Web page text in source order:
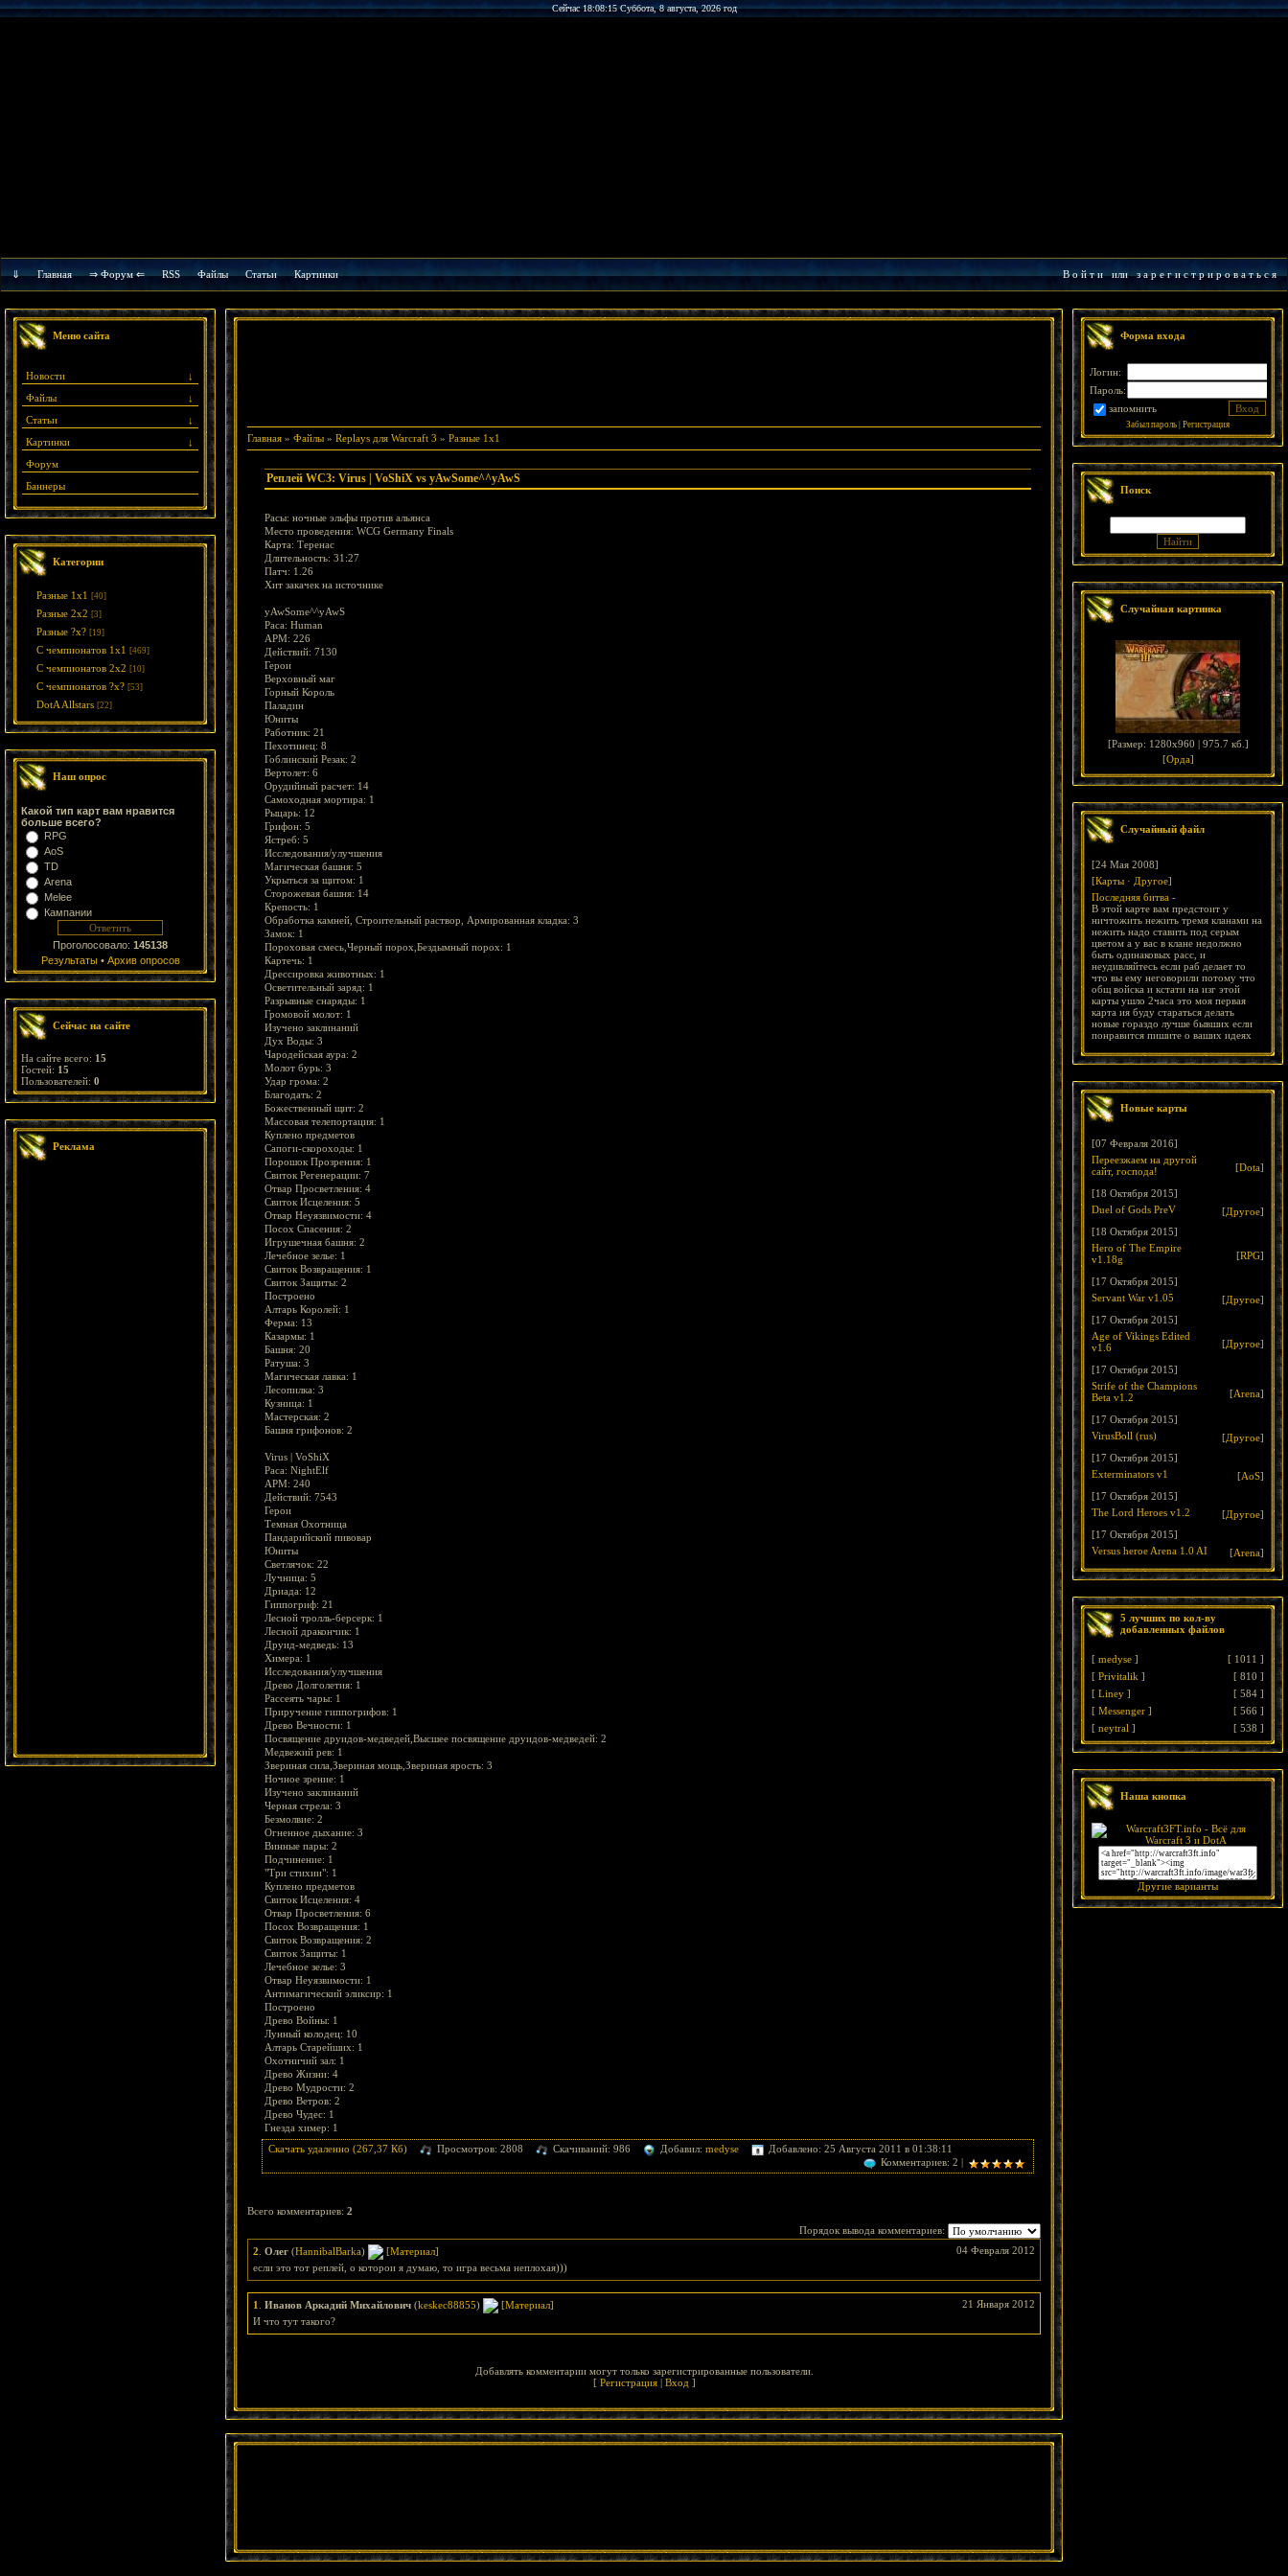
Сейчас 18:08:15 Суббота, 8 августа, 2026 год
⇓ Главная ⇒ Форум ⇐ RSS Файлы Cтатьи Картинки В о й т иилиз а р е г и с т р и р о в а т ь с я
Меню сайта
↓
Новости
↓
Файлы
↓
Статьи
↓
Картинки
Форум
Баннеры
Категории
Разные 1х1 [40]
Разные 2х2 [3]
Разные ?х? [19]
С чемпионатов 1х1 [469]
С чемпионатов 2х2 [10]
С чемпионатов ?х? [53]
DotA Allstars [22]
Наш опрос
Какой тип карт вам нравится
больше всего?
RPG
AoS
TD
Arena
Melee
Кампании
Проголосовало: 145138
Результаты• Архив опросов
Сейчас на сайте
На сайте всего: 15
Гостей: 15
Пользователей: 0
Реклама
Главная » Файлы » Replays для Warcraft 3 » Разные 1х1
Реплей WC3: Virus | VoShiX vs yAwSome^^yAwS
Расы: ночные эльфы против альянса
Место проведения: WCG Germany Finals
Карта: Теренас
Длительность: 31:27
Патч: 1.26
Хит закачек на источнике
yAwSome^^yAwS
Раса: Human
APM: 226
Действий: 7130
Герои
Верховный маг
Горный Король
Паладин
Юниты
Работник: 21
Пехотинец: 8
Гоблинский Резак: 2
Вертолет: 6
Орудийный расчет: 14
Самоходная мортира: 1
Рыцарь: 12
Грифон: 5
Ястреб: 5
Исследования/улучшения
Магическая башня: 5
Укрыться за щитом: 1
Сторожевая башня: 14
Крепость: 1
Обработка камней, Строительный раствор, Армированная кладка: 3
Замок: 1
Пороховая смесь,Черный порох,Бездымный порох: 1
Картечь: 1
Дрессировка животных: 1
Осветительный заряд: 1
Разрывные снаряды: 1
Громовой молот: 1
Изучено заклинаний
Дух Воды: 3
Чародейская аура: 2
Молот бурь: 3
Удар грома: 2
Благодать: 2
Божественный щит: 2
Массовая телепортация: 1
Куплено предметов
Сапоги-скороходы: 1
Порошок Прозрения: 1
Свиток Регенерации: 7
Отвар Просветления: 4
Свиток Исцеления: 5
Отвар Неуязвимости: 4
Посох Спасения: 2
Игрушечная башня: 2
Лечебное зелье: 1
Свиток Возвращения: 1
Свиток Защиты: 2
Построено
Алтарь Королей: 1
Ферма: 13
Казармы: 1
Башня: 20
Ратуша: 3
Магическая лавка: 1
Лесопилка: 3
Кузница: 1
Мастерская: 2
Башня грифонов: 2
Virus | VoShiX
Раса: NightElf
APM: 240
Действий: 7543
Герои
Темная Охотница
Пандарийский пивовар
Юниты
Светлячок: 22
Лучница: 5
Дриада: 12
Гиппогриф: 21
Лесной тролль-берсерк: 1
Лесной дракончик: 1
Друид-медведь: 13
Химера: 1
Исследования/улучшения
Древо Долголетия: 1
Рассеять чары: 1
Приручение гиппогрифов: 1
Древо Вечности: 1
Посвящение друидов-медведей,Высшее посвящение друидов-медведей: 2
Медвежий рев: 1
Звериная сила,Звериная мощь,Звериная ярость: 3
Ночное зрение: 1
Изучено заклинаний
Черная стрела: 3
Безмолвие: 2
Огненное дыхание: 3
Винные пары: 2
Подчинение: 1
"Три стихии": 1
Куплено предметов
Свиток Исцеления: 4
Отвар Просветления: 6
Посох Возвращения: 1
Свиток Возвращения: 2
Свиток Защиты: 1
Лечебное зелье: 3
Отвар Неуязвимости: 1
Антимагический эликсир: 1
Построено
Древо Войны: 1
Лунный колодец: 10
Алтарь Старейших: 1
Охотничий зал: 1
Древо Жизни: 4
Древо Мудрости: 2
Древо Ветров: 2
Древо Чудес: 1
Гнезда химер: 1
Скачать удаленно (267,37 Кб)
Просмотров: 2808 Скачиваний: 986 Добавил: medyse
Добавлено: 25 Августа 2011 в 01:38:11
Комментариев: 2 |
Всего комментариев: 2
Порядок вывода комментариев:
04 Февраля 2012
2 Олег (HannibalBarka) [Материал]
если это тот реплей, о которои я думаю, то игра весьма неплохая)))
21 Января 2012
1 Иванов Аркадий Михайлович (keskec88855) [Материал]
И что тут такого?
Добавлять комментарии могут только зарегистрированные пользователи.
[ Регистрация| Вход ]
Форма входа
Логин:
Пароль:
запомнить
Забыл пароль Регистрация
Поиск
Случайная картинка
[Размер: 1280x960 | 975.7 кб. ]
[Орда]
Случайный файл
[24 Мая 2008]
[Карты · Другое]
Последняя битва -
В этой карте вам предстоит у
ничтожить нежить тремя кланами на
нежить надо ставить под серым
цветом а у вас в клане недолжно
быть одинаковых расс, и
неудивляйтесь если раб делает то
что вы ему неговорили потому что
общ войска и кстати на изг этой
карты ушло 2часа это моя первая
карта ия буду стараться делать
новые гораздо лучше бывших если
понравится пишите о ваших идеях
Новые карты
[07 Февраля 2016]
Переезжаем на другой
сайт, господа!
[Dota]
[18 Октября 2015]
Duel of Gods PreV
[Другое]
[18 Октября 2015]
Hero of The Empire
v1.18g
[RPG]
[17 Октября 2015]
Servant War v1.05
[Другое]
[17 Октября 2015]
Age of Vikings Edited
v1.6
[Другое]
[17 Октября 2015]
Strife of the Champions
Beta v1.2
[Arena]
[17 Октября 2015]
VirusBoll (rus)
[Другое]
[17 Октября 2015]
Exterminators v1
[AoS]
[17 Октября 2015]
The Lord Heroes v1.2
[Другое]
[17 Октября 2015]
Versus heroe Arena 1.0 AI
[Arena]
5 лучших по кол-ву
добавленных файлов
[ medyse ] [ 1011 ]
[ Privitalik ] [ 810 ]
[ Liney ] [ 584 ]
[ Messenger ] [ 566 ]
[ neytral ] [ 538 ]
Наша кнопка
Другие варианты